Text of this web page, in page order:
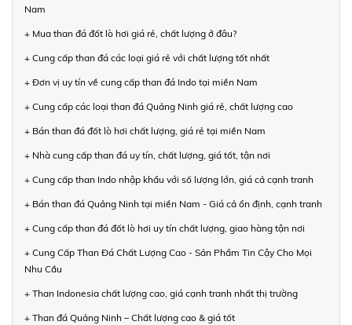
Nam
+ Mua than đá đốt lò hơi giá rẻ, chất lượng ở đâu?
+ Cung cấp than đá các loại giá rẻ với chất lượng tốt nhất
+ Đơn vị uy tín về cung cấp than đá Indo tại miền Nam
+ Cung cấp các loại than đá Quảng Ninh giá rẻ, chất lượng cao
+ Bán than đá đốt lò hơi chất lượng, giá rẻ tại miền Nam
+ Nhà cung cấp than đá uy tín, chất lượng, giá tốt, tận nơi
+ Cung cấp than Indo nhập khẩu với số lượng lớn, giá cả cạnh tranh
+ Bán than đá Quảng Ninh tại miền Nam - Giá cả ổn định, cạnh tranh
+ Cung cấp than đá đốt lò hơi uy tín chất lượng, giao hàng tận nơi
+ Cung Cấp Than Đá Chất Lượng Cao - Sản Phẩm Tin Cậy Cho Mọi
Nhu Cầu
+ Than Indonesia chất lượng cao, giá cạnh tranh nhất thị trường
+ Than đá Quảng Ninh – Chất lượng cao & giá tốt